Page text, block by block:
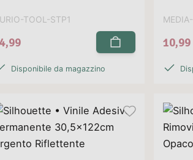
TOOL-STP1
Disponibile da magazzino
10,99